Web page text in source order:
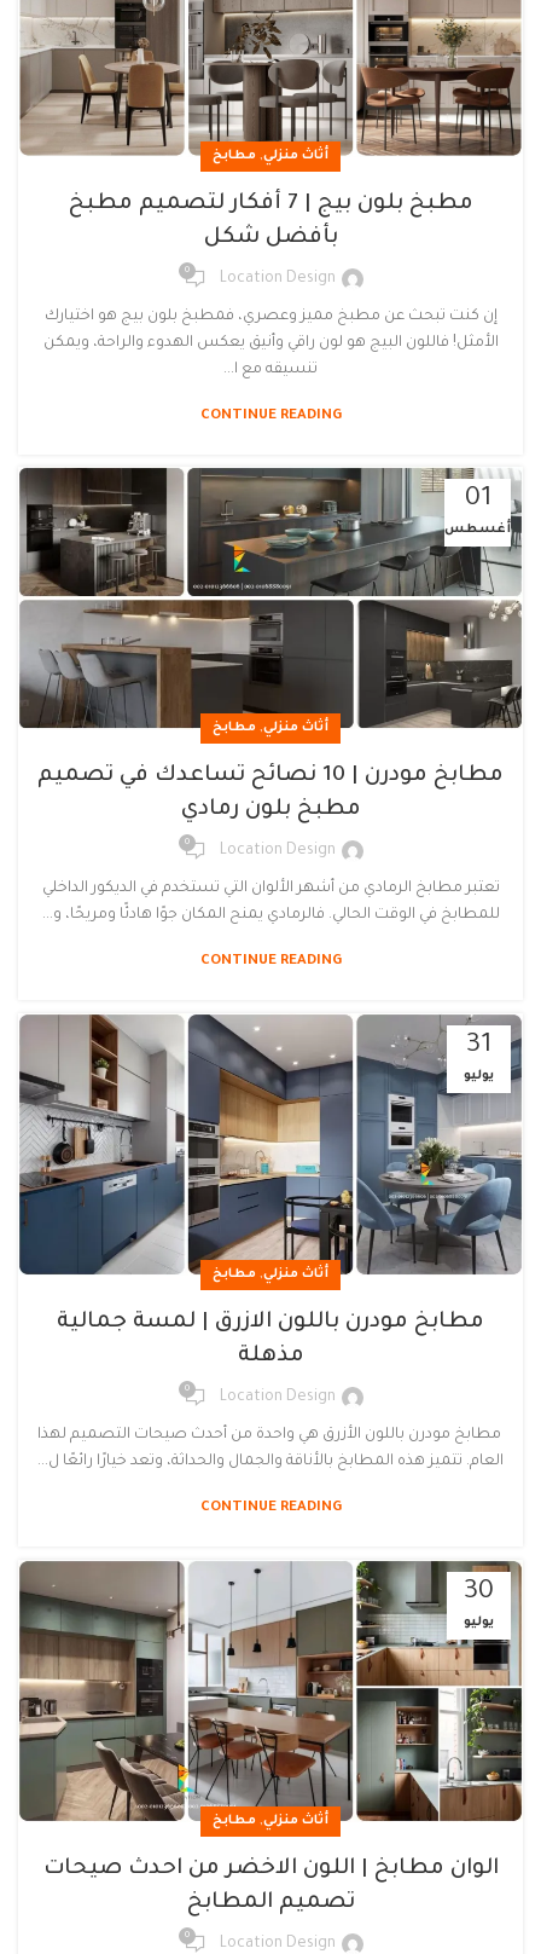
أثاث منزلي, مطابخ
مطبخ بلون بيج | 7 أفكار لتصميم مطبخ
بأفضل شكل
Location Design
0
إن كنت تبحث عن مطبخ مميز وعصري، فمطبخ بلون بيج هو اختيارك
الأمثل! فاللون البيج هو لون راقي وأنيق يعكس الهدوء والراحة، ويمكن
تنسيقه مع ا...
CONTINUE READING
01
أغسطس
أثاث منزلي, مطابخ
مطابخ مودرن | 10 نصائح تساعدك في تصميم
مطبخ بلون رمادي
Location Design
0
تعتبر مطابخ الرمادي من أشهر الألوان التي تستخدم في الديكور الداخلي
للمطابخ في الوقت الحالي. فالرمادي يمنح المكان جوًا هادئًا ومريحًا، و...
CONTINUE READING
31
يوليو
أثاث منزلي, مطابخ
مطابخ مودرن باللون الازرق | لمسة جمالية
مذهلة
Location Design
0
مطابخ مودرن باللون الأزرق هي واحدة من أحدث صيحات التصميم لهذا
العام. تتميز هذه المطابخ بالأناقة والجمال والحداثة، وتعد خيارًا رائعًا ل...
CONTINUE READING
30
يوليو
أثاث منزلي, مطابخ
الوان مطابخ | اللون الاخضر من احدث صيحات
تصميم المطابخ
Location Design
0